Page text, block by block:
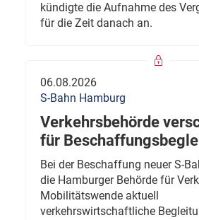
kündigte die Aufnahme des
für die Zeit danach an.
06.08.2026
S-Bahn Hamburg
Verkehrsbehörde
für
Bei der Beschaffung neuer S-
die Hamburger Behörde für
Mobilitätswende aktuell
verkehrswirtschaftliche